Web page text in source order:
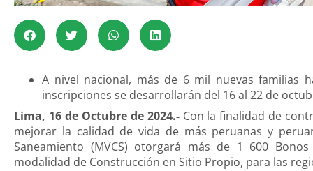
A nivel nacional, más de 6 mil nuevas familias
inscripciones se desarrollarán del 16 al 22 de
Lima, 16 de Octubre de 2024.-Con la finalidad de
mejorar la calidad de vida de más peruanas y
Saneamiento (MVCS) otorgará más de 1 600
modalidad de Construcción en Sitio Propio, para las